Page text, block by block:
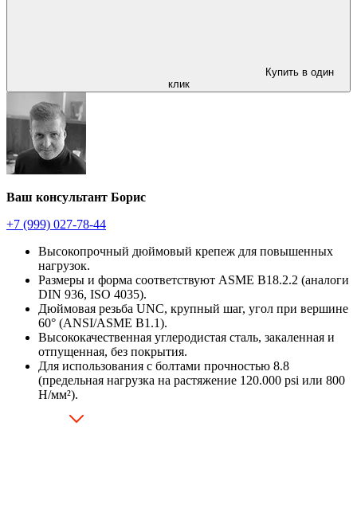
Купить в один
клик
Ваш консультант Борис
+7 (999) 027-78-44
Высокопрочный дюймовый крепеж для повышенных
нагрузок.
Размеры и форма соответствуют ASME B18.2.2 (аналоги
DIN 936, ISO 4035).
Дюймовая резьба UNC, крупный шаг, угол при вершине
60° (ANSI/ASME B1.1).
Высококачественная углеродистая сталь, закаленная и
отпущенная, без покрытия.
Для использования с болтами прочностью 8.8
(предельная нагрузка на растяжение 120.000 psi или 800
Н/мм²).